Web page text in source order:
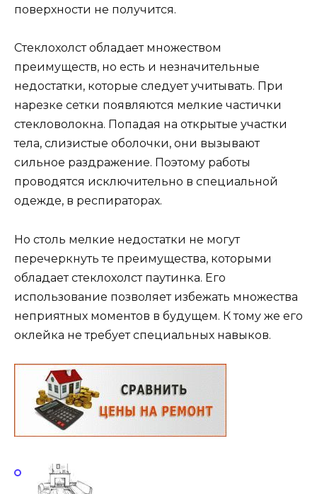
поверхности не получится.
Стеклохолст обладает множеством
преимуществ, но есть и незначительные
недостатки, которые следует учитывать. При
нарезке сетки появляются мелкие частички
стекловолокна. Попадая на открытые участки
тела, слизистые оболочки, они вызывают
сильное раздражение. Поэтому работы
проводятся исключительно в специальной
одежде, в респираторах.
Но столь мелкие недостатки не могут
перечеркнуть те преимущества, которыми
обладает стеклохолст паутинка. Его
использование позволяет избежать множества
неприятных моментов в будущем. К тому же его
оклейка не требует специальных навыков.